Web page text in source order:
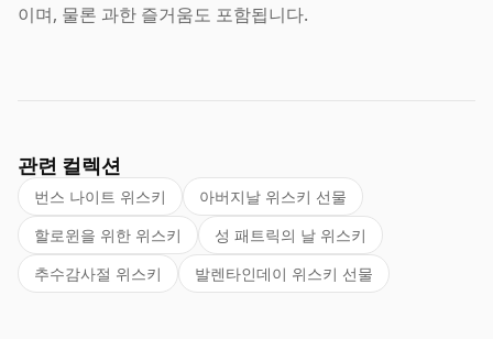
이며, 물론 과한 즐거움도 포함됩니다.
관련 컬렉션
번스 나이트 위스키
아버지날 위스키 선물
할로윈을 위한 위스키
성 패트릭의 날 위스키
추수감사절 위스키
발렌타인데이 위스키 선물